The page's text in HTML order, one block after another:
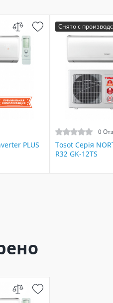
PLUS
Снято с
0
Tosot Серія
R32 GK-12TS